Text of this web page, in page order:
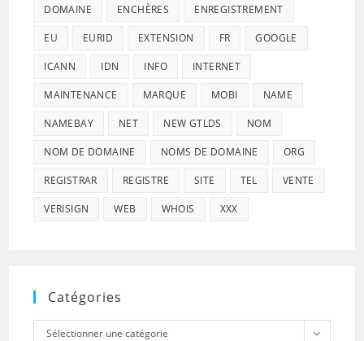
DOMAINE ENCHÈRES ENREGISTREMENT
EU EURID EXTENSION FR GOOGLE
ICANN IDN INFO INTERNET
MAINTENANCE MARQUE MOBI NAME
NAMEBAY NET NEW GTLDS NOM
NOM DE DOMAINE NOMS DE DOMAINE ORG
REGISTRAR REGISTRE SITE TEL VENTE
VERISIGN WEB WHOIS XXX
Catégories
Catégories
Sélectionner une catégorie